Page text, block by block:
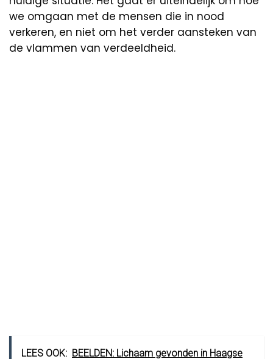
we omgaan met de mensen die in nood
verkeren, en niet om het verder aansteken van
de vlammen van verdeeldheid.
LEES OOK: BEELDEN: Lichaam gevonden in Haagse